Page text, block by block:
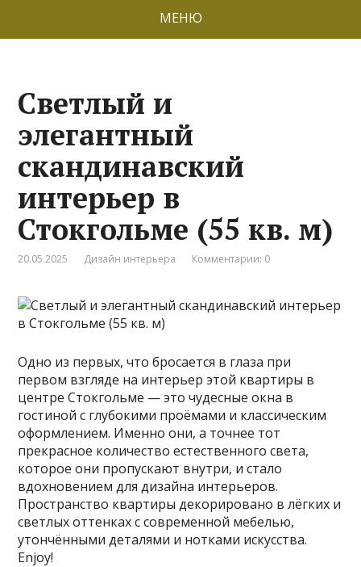
МЕНЮ
Светлый и
элегантный
скандинавский
интерьер в
Стокгольме (55 кв. м)
20.05.2025 Дизайн интерьера Комментарии: 0
Одно из первых, что бросается в глаза при
первом взгляде на интерьер этой квартиры в
центре Стокгольме — это чудесные окна в
гостиной с глубокими проёмами и классическим
оформлением. Именно они, а точнее тот
прекрасное количество естественного света,
которое они пропускают внутри, и стало
вдохновением для дизайна интерьеров.
Пространство квартиры декорировано в лёгких и
светлых оттенках с современной мебелью,
утончёнными деталями и нотками искусства.
Enjoy!